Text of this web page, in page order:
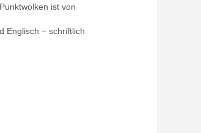
ist von
Englisch – schriftlich